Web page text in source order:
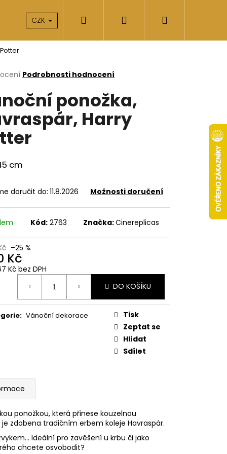
O nás
CZK Přihlášení
Podrobnosti hodnocení
ponožka,
Harry
cm
doručit do: 11.8.2026 Možnosti doručení
Kód: 2763 Značka:Cinereplicas
–25 %
Kč
Kč bez DPH
DO KOŠÍKU
: Vánoční dekorace
Tisk
Zeptat se
Hlídat
Sdílet
ponožkou, která přinese kouzelnou
zdobena tradičním erbem koleje Havraspár.
Ideální pro zavěšení u krbu či jako
chcete osvobodit?
Následující